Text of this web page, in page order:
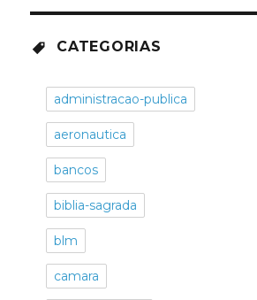
CATEGORIAS
administracao-publica
aeronautica
bancos
biblia-sagrada
blm
camara